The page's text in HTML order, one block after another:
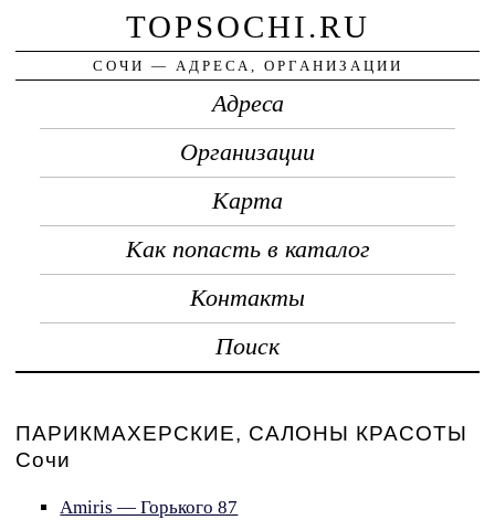
TOPSOCHI.RU
СОЧИ — АДРЕСА, ОРГАНИЗАЦИИ
Адреса
Организации
Карта
Как попасть в каталог
Контакты
Поиск
ПАРИКМАХЕРСКИЕ, САЛОНЫ КРАСОТЫ
Сочи
Amiris — Горького 87